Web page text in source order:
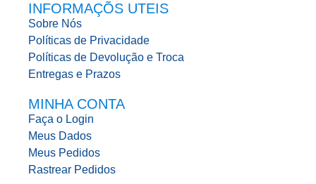
INFORMAÇÕS UTEIS
Sobre Nós
Políticas de Privacidade
Políticas de Devolução e Troca
Entregas e Prazos
MINHA CONTA
Faça o Login
Meus Dados
Meus Pedidos
Rastrear Pedidos